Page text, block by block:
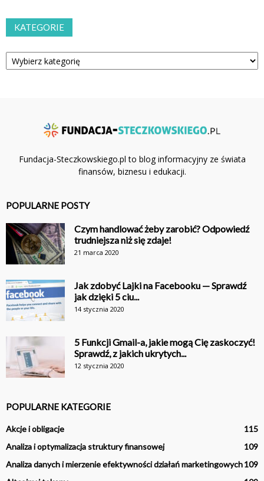
KATEGORIE
Kategorie
Fundacja-Steczkowskiego.pl to blog informacyjny ze świata
finansów, biznesu i edukacji.
POPULARNE POSTY
Czym handlować żeby zarobić? Odpowiedź
trudniejsza niż się zdaje!
21 marca 2020
Jak zdobyć Lajki na Facebooku — Sprawdź
jak dzięki 5 ciu...
14 stycznia 2020
5 Funkcji Gmail-a, jakie mogą Cię zaskoczyć!
Sprawdź, z jakich ukrytych...
12 stycznia 2020
POPULARNE KATEGORIE
Akcje i obligacje
115
Analiza i optymalizacja struktury finansowej
109
Analiza danych i mierzenie efektywności działań marketingowych109